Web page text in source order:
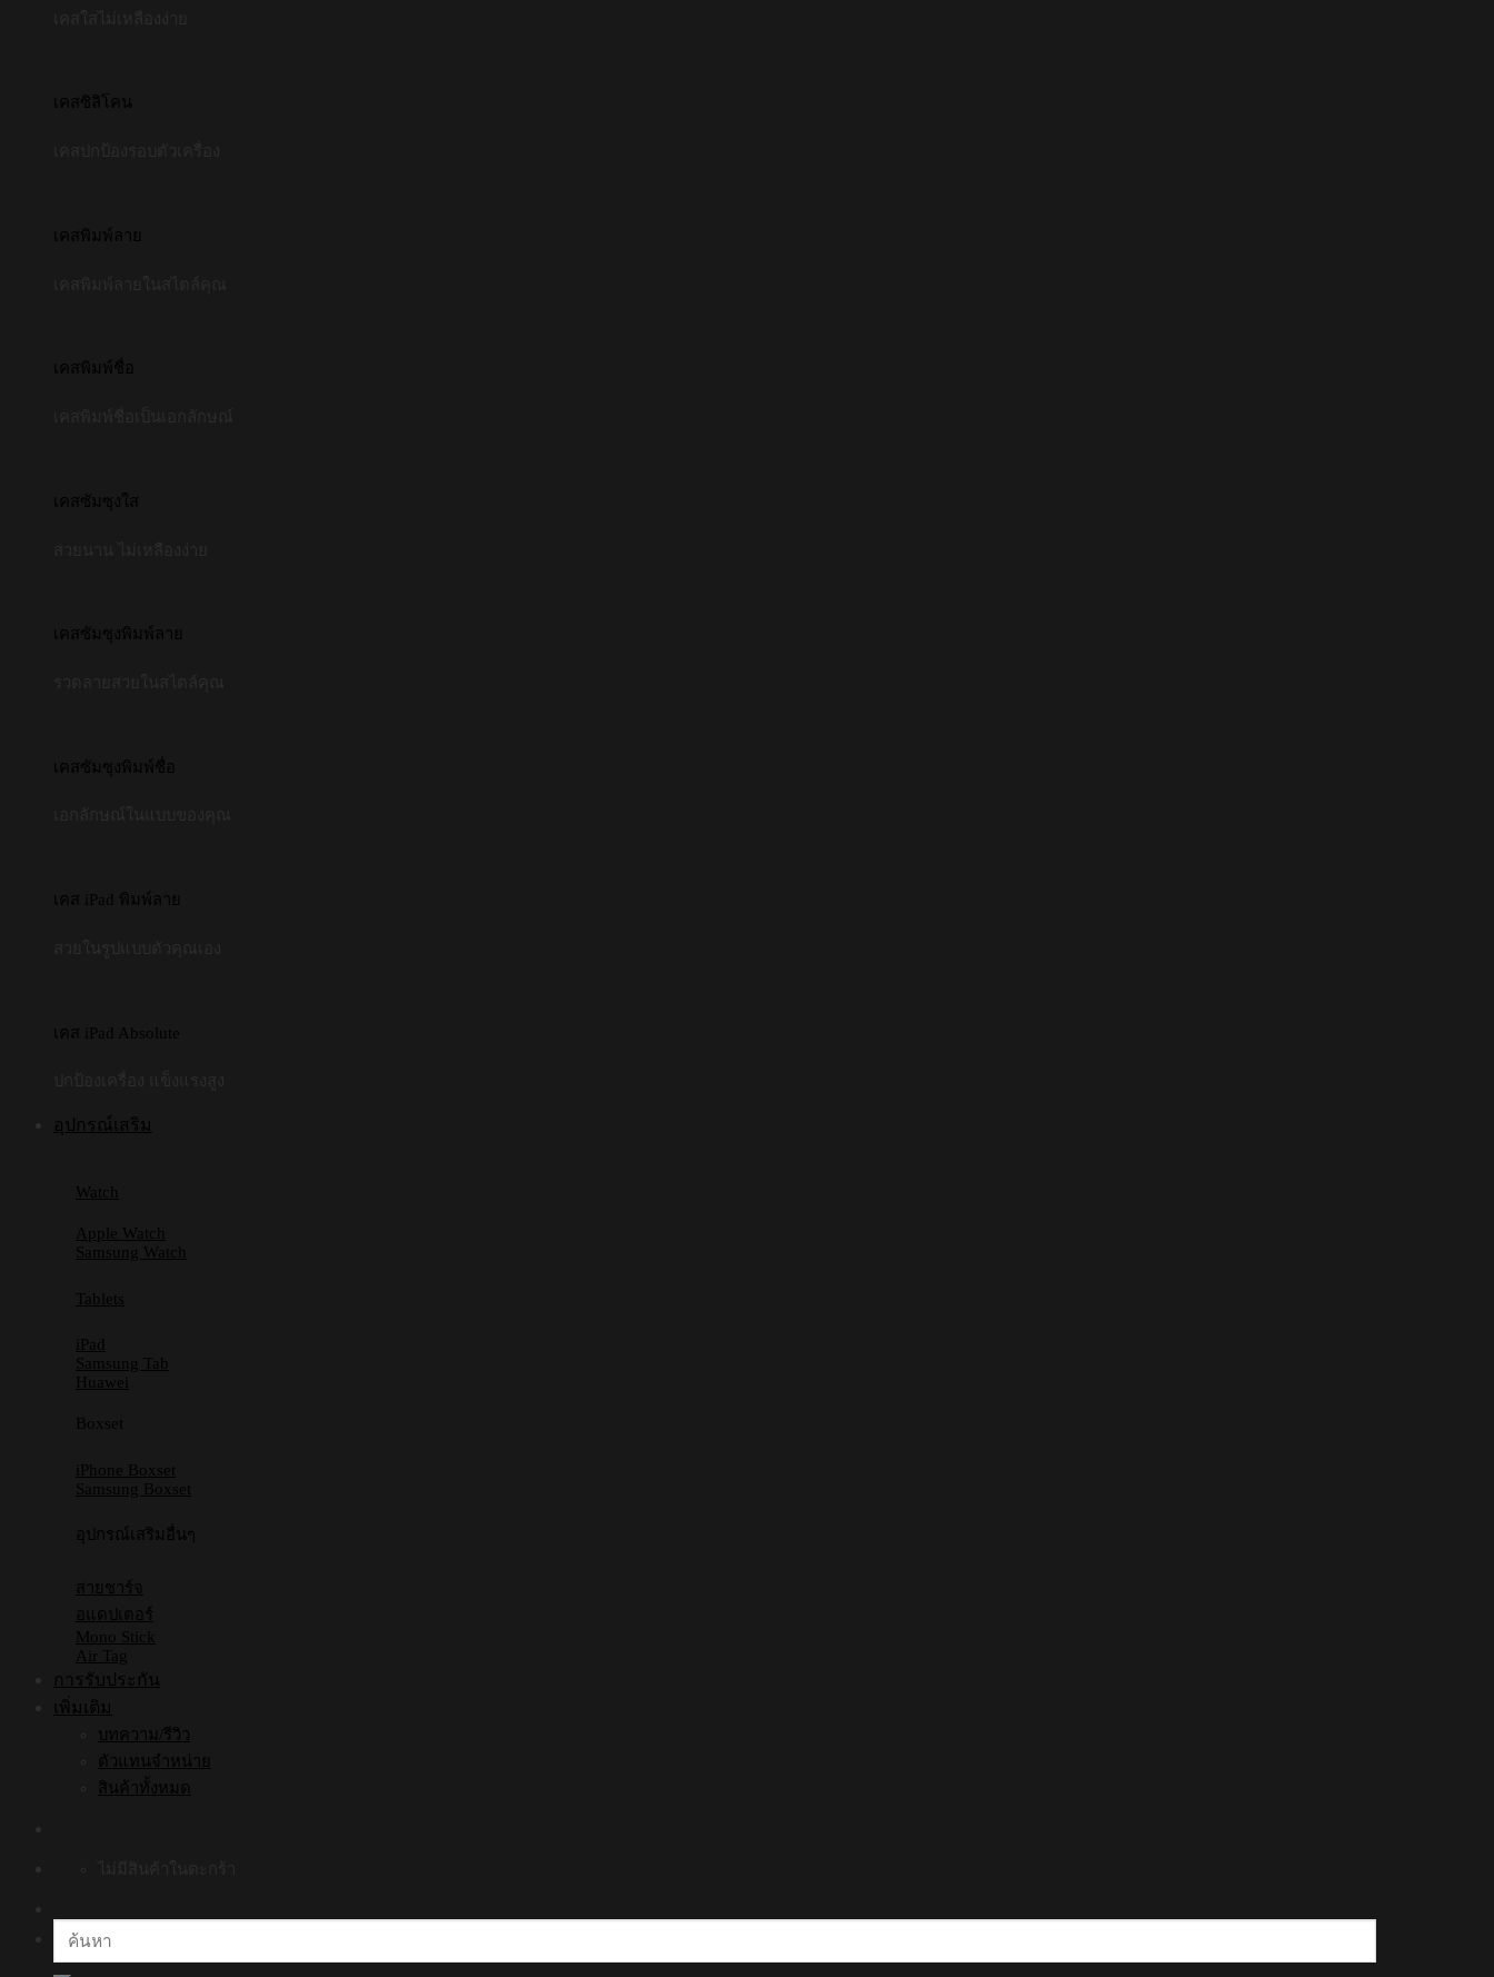
เคสซิลิโคน
เคสพิมพ์ลาย
เคสพิมพ์ชื่อ
เคสซัมซุงใส
เคสซัมซุงพิมพ์ลาย
เคสซัมซุงพิมพ์ชื่อ
เคส iPad พิมพ์ลาย
เคส iPad Absolute
อุปกรณ์เสริม
Watch
Apple Watch
Samsung Watch
Tablets
iPad
Samsung Tab
Huawei
Boxset
iPhone Boxset
Samsung Boxset
อุปกรณ์เสริมอื่นๆ
สายชาร์จ
อแดปเตอร์
Mono Stick
Air Tag
การรับประกัน
เพิ่มเติม
บทความ/รีวิว
ตัวแทนจำหน่าย
สินค้าทั้งหมด
ค้นหา: